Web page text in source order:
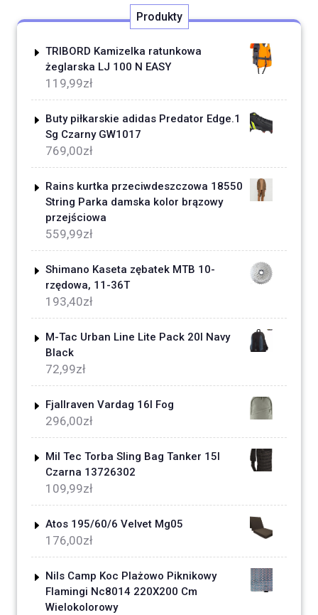
Produkty
TRIBORD Kamizelka ratunkowa
żeglarska LJ 100 N EASY
119,99zł
Buty piłkarskie adidas Predator Edge.1
Sg Czarny GW1017
769,00zł
Rains kurtka przeciwdeszczowa 18550
String Parka damska kolor brązowy
przejściowa
559,99zł
Shimano Kaseta zębatek MTB 10-
rzędowa, 11-36T
193,40zł
M-Tac Urban Line Lite Pack 20l Navy
Black
72,99zł
Fjallraven Vardag 16l Fog
296,00zł
Mil Tec Torba Sling Bag Tanker 15l
Czarna 13726302
109,99zł
Atos 195/60/6 Velvet Mg05
176,00zł
Nils Camp Koc Plażowo Piknikowy
Flamingi Nc8014 220X200 Cm
Wielokolorowy